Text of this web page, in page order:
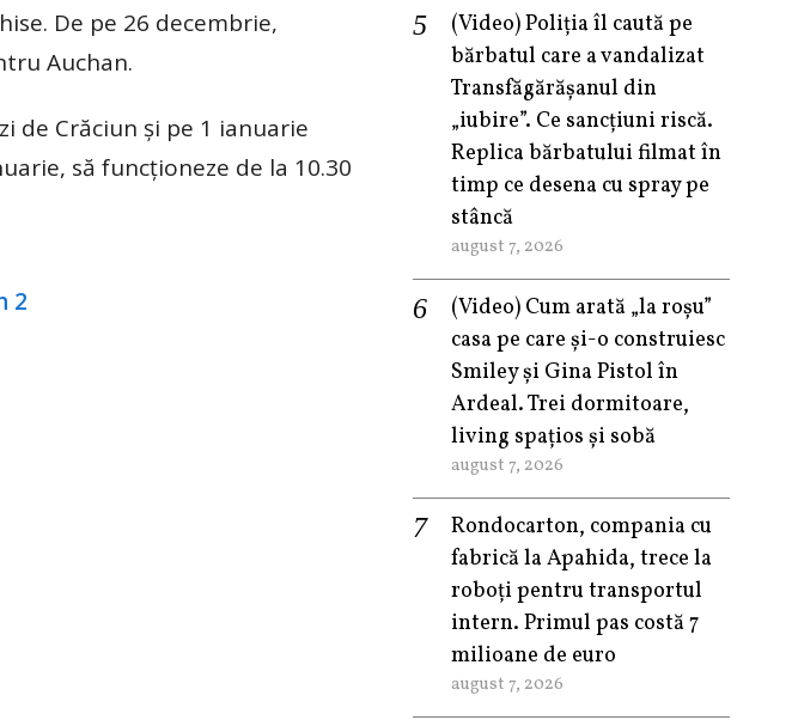
De pe 26 decembrie,
Auchan.
de Crăciun și pe 1 ianuarie
să funcționeze de la 10.30
(Video) Poliția îl caută pe
bărbatul care a vandalizat
Transfăgărășanul din
„iubire”. Ce sancțiuni riscă.
Replica bărbatului filmat în
timp ce desena cu spray pe
stâncă
august 7, 2026
(Video) Cum arată „la roşu”
casa pe care şi-o construiesc
Smiley şi Gina Pistol în
Ardeal. Trei dormitoare,
living spațios și sobă
august 7, 2026
Rondocarton, compania cu
fabrică la Apahida, trece la
roboți pentru transportul
intern. Primul pas costă 7
milioane de euro
august 7, 2026